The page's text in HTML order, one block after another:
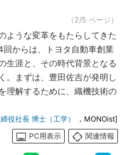
（2/5 ページ）
ような変革をもたらしてきた
からは、トヨタ自動車創業
生涯と、その時代背景となる
。まずは、豊田佐吉が発明し
理解するために、織機技術の
役社長 博士（工学）
，MONOist]
PC用表示
関連情報